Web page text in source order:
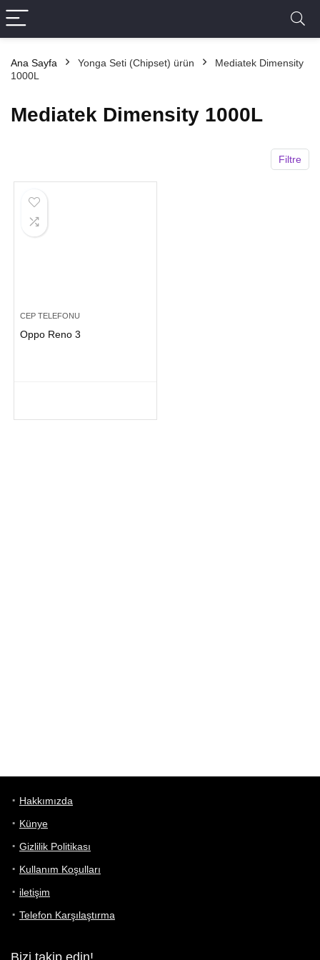
Ana Sayfa Yonga Seti (Chipset) ürün
Mediatek Dimensity
1000L
Mediatek Dimensity 1000L
Filtre
CEP TELEFONU
Oppo Reno 3
Hakkımızda
Künye
Gizlilik Politikası
Kullanım Koşulları
iletişim
Telefon Karşılaştırma